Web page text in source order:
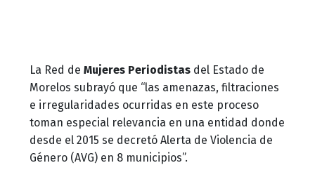
La Red de Mujeres Periodistas del Estado de
Morelos subrayó que “las amenazas, filtraciones
e irregularidades ocurridas en este proceso
toman especial relevancia en una entidad donde
desde el 2015 se decretó Alerta de Violencia de
Género (AVG) en 8 municipios”.